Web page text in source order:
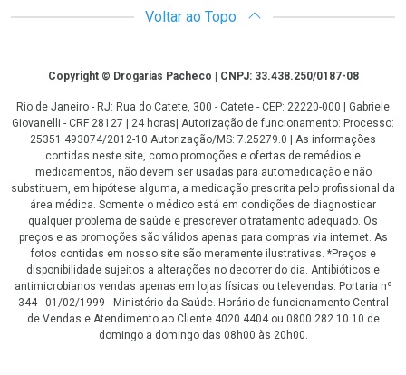
Voltar ao Topo
CopyrightCopyright © Drogarias Pacheco | CNPJ: 33.438.250/0187-08
Rio de Janeiro - RJ: Rua do Catete, 300 - Catete - CEP: 22220-000 | Gabriele
Giovanelli - CRF 28127 | 24 horas| Autorização de funcionamento: Processo:
25351.493074/2012-10 Autorização/MS: 7.25279.0 | As informações
contidas neste site, como promoções e ofertas de remédios e
medicamentos, não devem ser usadas para automedicação e não
substituem, em hipótese alguma, a medicação prescrita pelo profissional da
área médica. Somente o médico está em condições de diagnosticar
qualquer problema de saúde e prescrever o tratamento adequado. Os
preços e as promoções são válidos apenas para compras via internet. As
fotos contidas em nosso site são meramente ilustrativas. *Preços e
disponibilidade sujeitos a alterações no decorrer do dia. Antibióticos e
antimicrobianos vendas apenas em lojas físicas ou televendas. Portaria nº
344 - 01/02/1999 - Ministério da Saúde. Horário de funcionamento Central
de Vendas e Atendimento ao Cliente 4020 4404 ou 0800 282 10 10 de
domingo a domingo das 08h00 às 20h00.